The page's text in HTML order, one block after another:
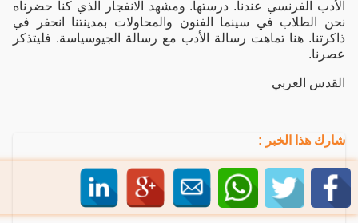
الأدب الفرنسي عندنا. درستها. ومشهد الانفجار الذي كنا حضرناه
نحن الطلاب في سينما الفنون والمحاولات بمدينتنا انحفر في
ذاكرتنا. هنا تماهت رسالة الأدب مع رسالة الجيوسياسة. فليتذكر
عصرنا.
القدس العربي
شارك هذا الخبر :